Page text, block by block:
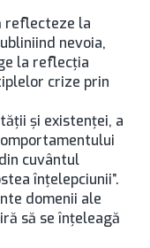
reflecteze la
nevoia,
la reflecția
crize prin
și existenței, a
cuvântul
înțelepciunii”.
domenii ale
să se înțeleagă